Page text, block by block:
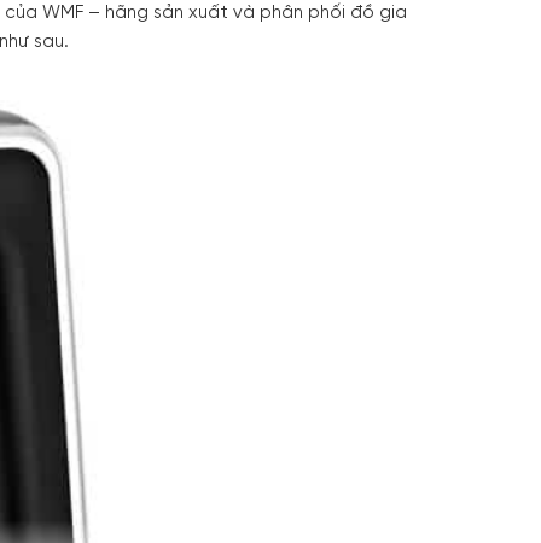
WMF – hãng sản xuất và phân phối đồ gia
sau.